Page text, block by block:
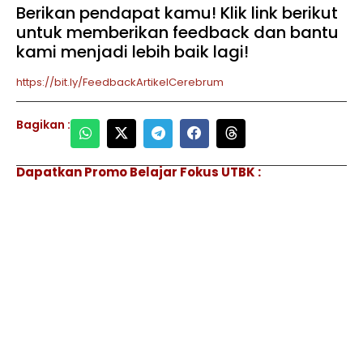
Berikan pendapat kamu! Klik link berikut
untuk memberikan feedback dan bantu
kami menjadi lebih baik lagi!
https://bit.ly/FeedbackArtikelCerebrum
Bagikan :
Dapatkan Promo Belajar Fokus UTBK :